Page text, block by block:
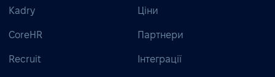
Kadry
CoreHR
Recruit
Ціни
Партнери
Інтеграції